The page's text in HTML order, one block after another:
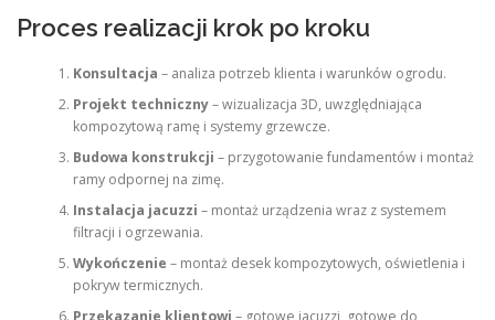
Proces realizacji krok po kroku
Konsultacja – analiza potrzeb klienta i warunków ogrodu.
Projekt techniczny– wizualizacja 3D, uwzględniająca
kompozytową ramę i systemy grzewcze.
Budowa konstrukcji – przygotowanie fundamentów i montaż
ramy odpornej na zimę.
Instalacja jacuzzi – montaż urządzenia wraz z systemem
filtracji i ogrzewania.
Wykończenie – montaż desek kompozytowych, oświetlenia i
pokryw termicznych.
Przekazanie klientowi – gotowe jacuzzi, gotowe do